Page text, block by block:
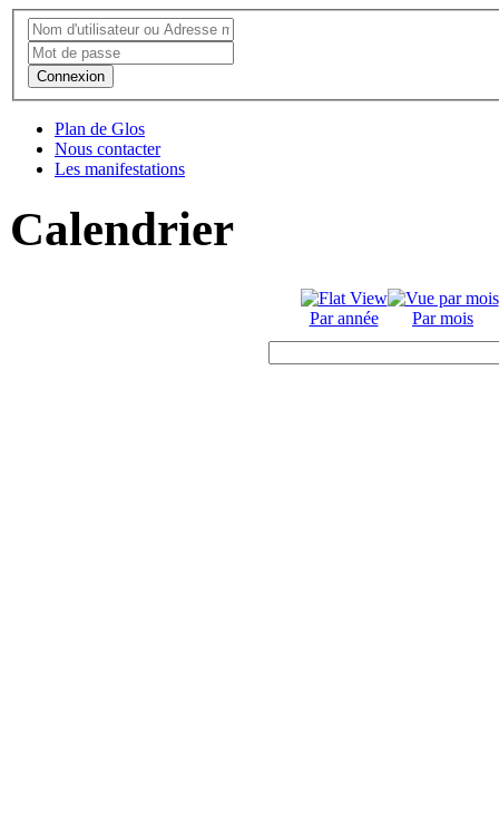
Connexion
Plan de Glos
Nous contacter
Les manifestations
Calendrier
Par année Par mois